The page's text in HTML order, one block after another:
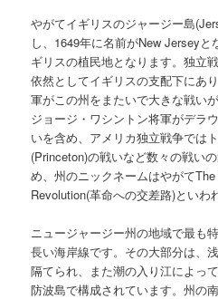
やがてイギリスのジャージー島
し、1649年に名前がNew Jersey
ギリスの植民地となります。独立
依然としてイギリスの支配下にあ
軍がこの州をまたいで大きな戦い
ジョージ・ワシントン将軍がデラ
いを含め、アメリカ独立戦争では
(Princeton)の戦いなど数々の戦い
め、州のニックネームはやがて
Revolution(革命への交差路)といわ
ニュージャージー州の地域で最も
長い海岸線です。その大部分は、
隔てられ、また潮の入り江によっ
防波島で構成されています。州の